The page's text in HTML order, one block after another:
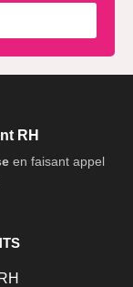
RH
en faisant appel